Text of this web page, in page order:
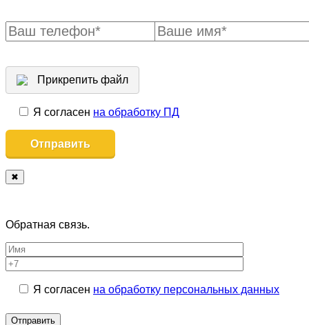
Прикрепить файл
Я согласен на обработку ПД
✖
Обратная связь.
Я согласен на обработку персональных данных
Отправить